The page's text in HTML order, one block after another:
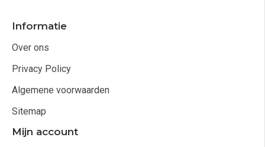
Informatie
Over ons
Privacy Policy
Algemene voorwaarden
Sitemap
Mijn account